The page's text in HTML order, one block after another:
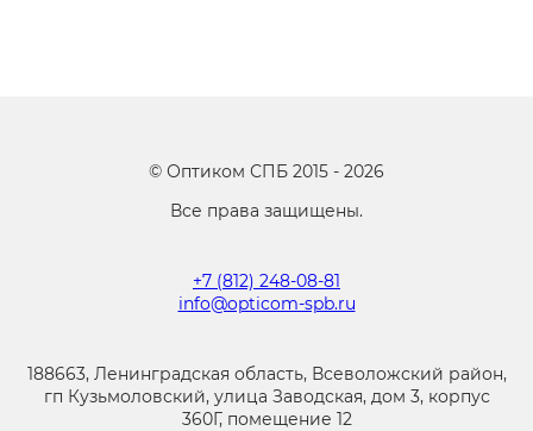
© Оптиком СПБ 2015 - 2026
Все права защищены.
+7 (812) 248-08-81
info@opticom-spb.ru
188663, Ленинградская область, Всеволожский район,
гп Кузьмоловский, улица Заводская, дом 3, корпус
360Г, помещение 12